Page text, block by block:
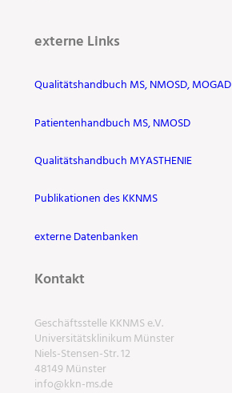
externe Links
Qualitätshandbuch MS, NMOSD, MOGAD
Patientenhandbuch MS, NMOSD
Qualitätshandbuch MYASTHENIE
Publikationen des KKNMS
externe Datenbanken
Kontakt
Geschäftsstelle KKNMS e.V.
Universitätsklinikum Münster
Niels-Stensen-Str. 12
48149 Münster
info@kkn-ms.de